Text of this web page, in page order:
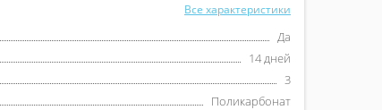
Все характеристики
Да
14 дней
3
Поликарбонат